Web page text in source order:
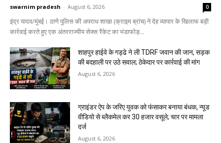
swarnim pradesh - August 6, 2026 0
इंद्र यादव/मुंबई। ठाणे पुलिस की अपराध शाखा (क्राइम ब्रांच) ने देह व्यापार के खिलाफ बड़ी
कार्रवाई करते हुए एक अंतरराज्यीय सेक्स रैकेट का भंडाफोड़...
शाहपुर हाईवे के गड्ढे ने ली TDRF जवान की जान, सड़क
की बदहाली पर उठे सवाल; ठेकेदार पर कार्रवाई की मांग
August 6, 2026
ग्राइंडर ऐप के जरिए युवक को फंसाकर बनाया बंधक, न्यूड
वीडियो से ब्लैकमेल कर ₹30 हजार वसूले; चार पर मामला
दर्ज
August 6, 2026